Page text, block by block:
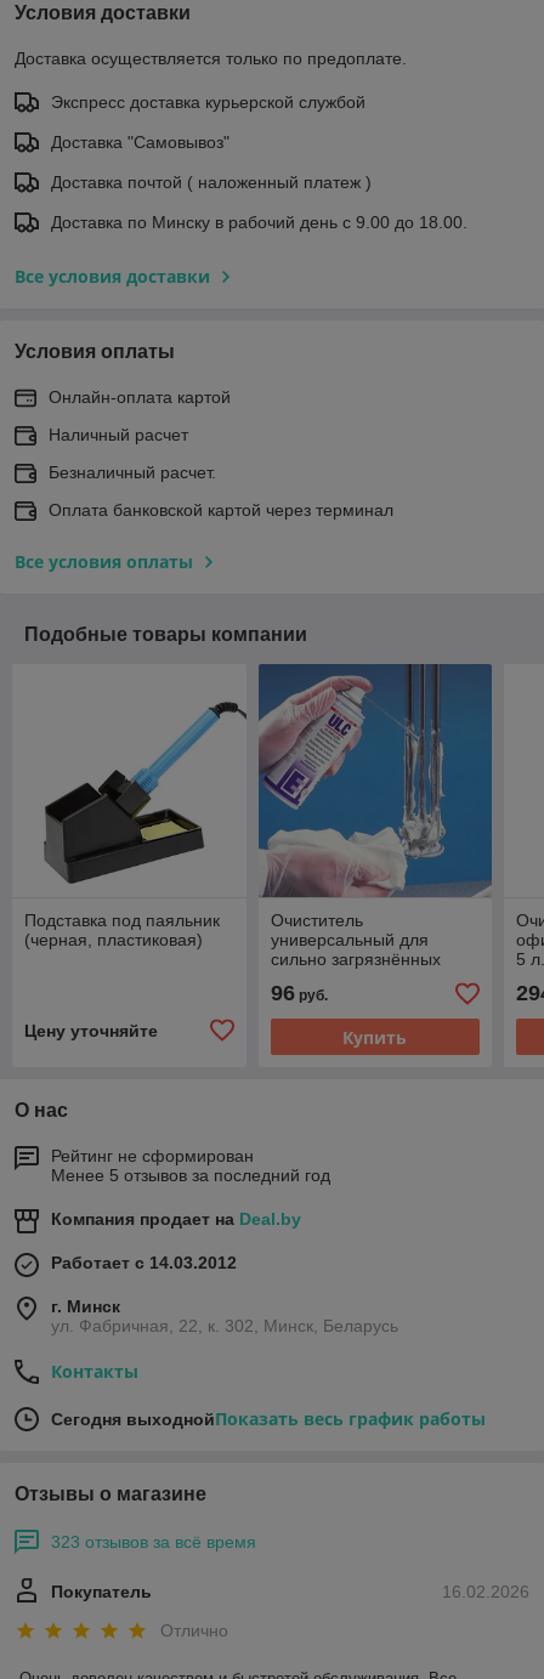
Условия доставки
Доставка осуществляется только по предоплате.
Экспресс доставка курьерской службой
Доставка "Самовывоз"
Доставка почтой ( наложенный платеж )
Доставка по Минску в рабочий день с 9.00 до 18.00.
Все условия доставки
Условия оплаты
Онлайн-оплата картой
Наличный расчет
Безналичный расчет.
Оплата банковской картой через терминал
Все условия оплаты
Подобные товары компании
Подставка под паяльник
(черная, пластиковая)
Цену уточняйте
Очиститель
универсальный для
сильно загрязнённых
ULTRACLENS
96руб.
Купить
5
О нас
Рейтинг не сформирован
Менее 5 отзывов за последний год
Компания продает на Deal.by
Работает с 14.03.2012
г. Минск
ул. Фабричная, 22, к. 302, Минск, Беларусь
Контакты
Сегодня выходнойПоказать весь график работы
Отзывы о магазине
323 отзывов за всё время
16.02.2026
Покупатель
Отлично